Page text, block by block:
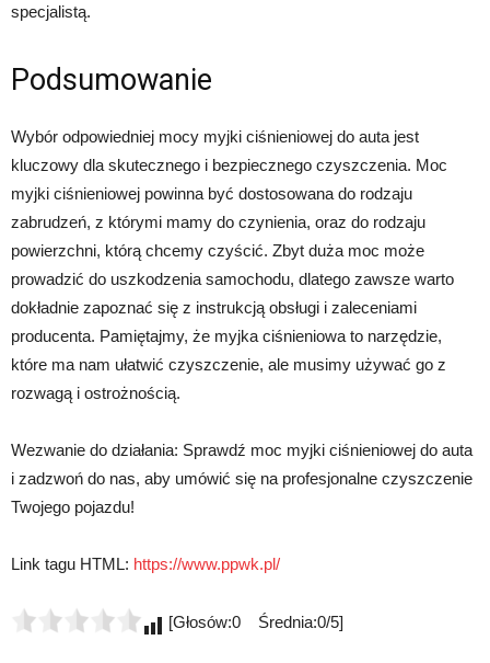
specjalistą.
Podsumowanie
Wybór odpowiedniej mocy myjki ciśnieniowej do auta jest
kluczowy dla skutecznego i bezpiecznego czyszczenia. Moc
myjki ciśnieniowej powinna być dostosowana do rodzaju
zabrudzeń, z którymi mamy do czynienia, oraz do rodzaju
powierzchni, którą chcemy czyścić. Zbyt duża moc może
prowadzić do uszkodzenia samochodu, dlatego zawsze warto
dokładnie zapoznać się z instrukcją obsługi i zaleceniami
producenta. Pamiętajmy, że myjka ciśnieniowa to narzędzie,
które ma nam ułatwić czyszczenie, ale musimy używać go z
rozwagą i ostrożnością.
Wezwanie do działania: Sprawdź moc myjki ciśnieniowej do auta
i zadzwoń do nas, aby umówić się na profesjonalne czyszczenie
Twojego pojazdu!
Link tagu HTML: https://www.ppwk.pl/
[Głosów:0 Średnia:0/5]